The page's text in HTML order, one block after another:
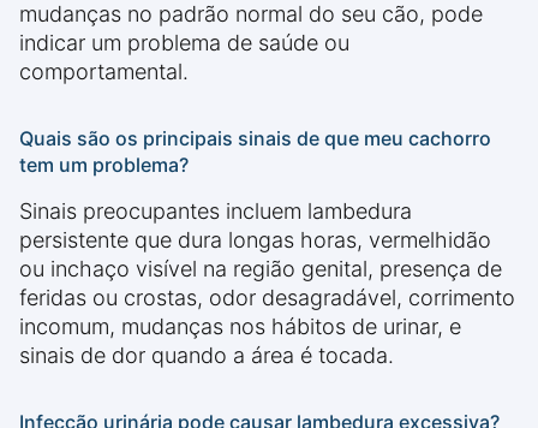
mudanças no padrão normal do seu cão, pode
indicar um problema de saúde ou
comportamental.
Quais são os principais sinais de que meu cachorro
tem um problema?
Sinais preocupantes incluem lambedura
persistente que dura longas horas, vermelhidão
ou inchaço visível na região genital, presença de
feridas ou crostas, odor desagradável, corrimento
incomum, mudanças nos hábitos de urinar, e
sinais de dor quando a área é tocada.
Infecção urinária pode causar lambedura excessiva?